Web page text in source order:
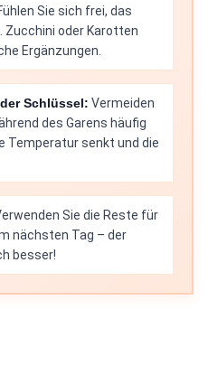
Sie sich frei, das
Zucchini oder Karotten
Ergänzungen.
Schlüssel: Vermeiden
des Garens häufig
Temperatur senkt und die
Sie die Reste für
nächsten Tag – der
besser!